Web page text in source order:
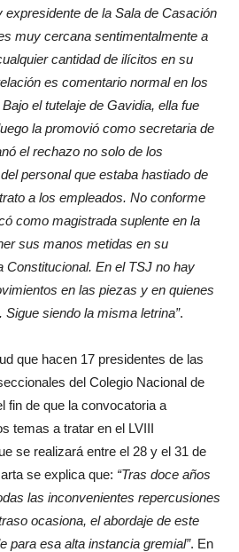
expresidente de la Sala de Casación
muy cercana sentimentalmente a
cantidad de ilícitos en su
es comentario normal en los
el tutelaje de Gavidia, ella fue
la promovió como secretaria de
el rechazo no solo de los
personal que estaba hastiado de
a los empleados. No conforme
como magistrada suplente en la
sus manos metidas en su
Constitucional. En el TSJ no hay
en las piezas y en quienes
siendo la misma letrina”.
que hacen 17 presidentes de las
del Colegio Nacional de
fin de que la convocatoria a
temas a tratar en el LVIII
se realizará entre el 28 y el 31 de
se explica que: “Tras doce años
las inconvenientes repercusiones
ocasiona, el abordaje de este
para esa alta instancia gremial”. En